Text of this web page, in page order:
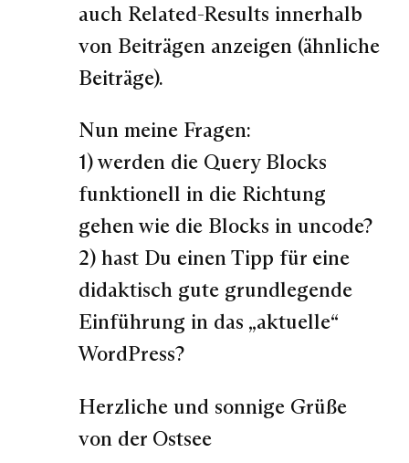
auch Related-Results innerhalb
von Beiträgen anzeigen (ähnliche
Beiträge).
Nun meine Fragen:
1) werden die Query Blocks
funktionell in die Richtung
gehen wie die Blocks in uncode?
2) hast Du einen Tipp für eine
didaktisch gute grundlegende
Einführung in das „aktuelle“
WordPress?
Herzliche und sonnige Grüße
von der Ostsee